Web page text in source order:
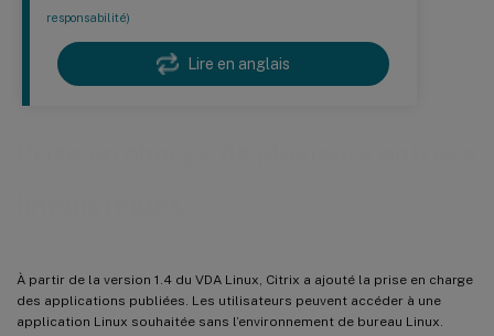
responsabilité)
Lire en anglais
À partir de la version 1.4 du VDA Linux, Citrix a ajouté la prise en charge
des applications publiées. Les utilisateurs peuvent accéder à une
application Linux souhaitée sans l’environnement de bureau Linux.